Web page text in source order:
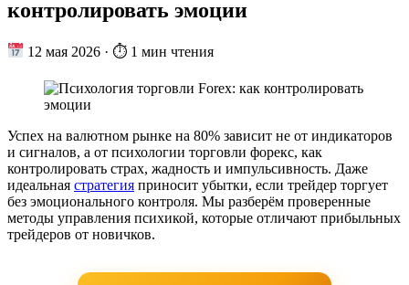
контролировать эмоции
12 мая 2026 · ⏱ 1 мин чтения
Успех на валютном рынке на 80% зависит не от индикаторов
и сигналов, а от психологии торговли форекс, как
контролировать страх, жадность и импульсивность. Даже
идеальная стратегия приносит убытки, если трейдер торгует
без эмоционального контроля. Мы разберём проверенные
методы управления психикой, которые отличают прибыльных
трейдеров от новичков.